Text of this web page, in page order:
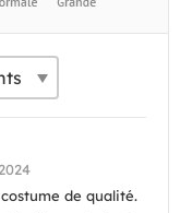
de qualité.